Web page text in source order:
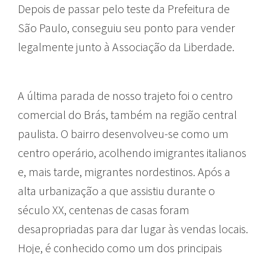
Depois de passar pelo teste da Prefeitura de
São Paulo, conseguiu seu ponto para vender
legalmente junto à Associação da Liberdade.
A última parada de nosso trajeto foi o centro
comercial do Brás, também na região central
paulista. O bairro desenvolveu-se como um
centro operário, acolhendo imigrantes italianos
e, mais tarde, migrantes nordestinos. Após a
alta urbanização a que assistiu durante o
século XX, centenas de casas foram
desapropriadas para dar lugar às vendas locais.
Hoje, é conhecido como um dos principais